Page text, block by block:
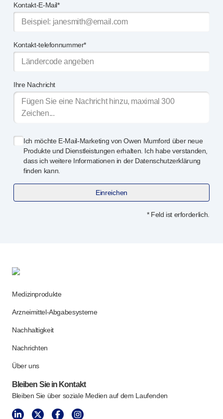
Kontakt-E-Mail*
Kontakt-telefonnummer*
Ihre Nachricht
Ich möchte E-Mail-Marketing von Owen Mumford über neue
Produkte und Dienstleistungen erhalten. Ich habe verstanden,
dass ich weitere Informationen in der Datenschutzerklärung
finden kann.
Einreichen
* Feld ist erforderlich.
Medizinprodukte
Arzneimittel-Abgabesysteme
Nachhaltigkeit
Nachrichten
Über uns
Bleiben Sie in Kontakt
Bleiben Sie über soziale Medien auf dem Laufenden